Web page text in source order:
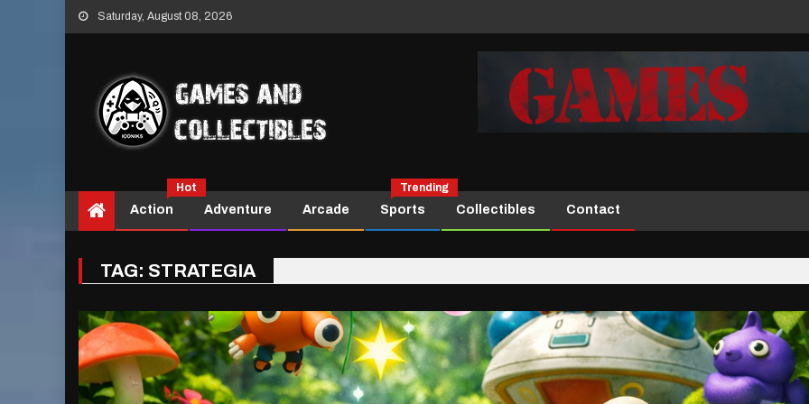
Skip
to
Saturday, August 08, 2026
Action
Hot
Adventure Arcade Sports
Trending
Collectibles Contact
TAG: STRATEGIA